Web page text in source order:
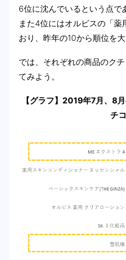
6位に沈んでいるという点で
また4位にはオルビスの「薬
おり、昨年の10から順位を大
では、それぞれの商品のク
てみよう。
【グラフ】2019年7月、8
チ